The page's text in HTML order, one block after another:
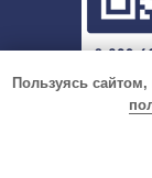
Пользуясь